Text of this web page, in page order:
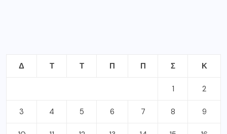
Δ Τ Τ Π Π Σ Κ
1 2
3 4 5 6 7 8 9